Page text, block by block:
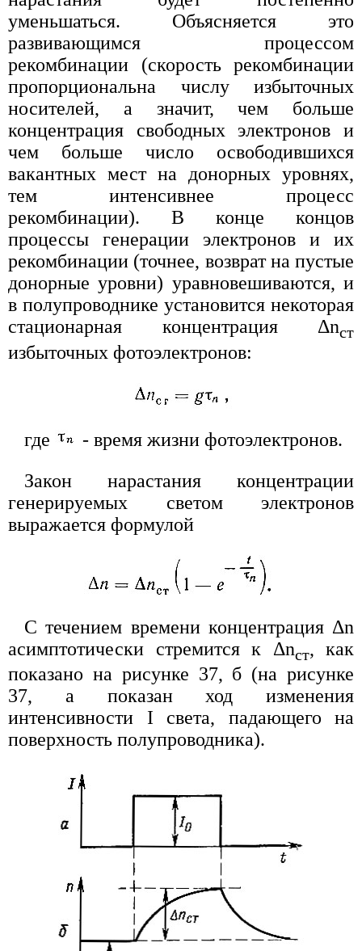
уменьшаться. Объясняется это
развивающимся процессом
рекомбинации (скорость рекомбинации
пропорциональна числу избыточных
носителей, а значит, чем больше
концентрация свободных электронов и
чем больше число освободившихся
вакантных мест на донорных уровнях,
тем интенсивнее процесс
рекомбинации). В конце концов
процессы генерации электронов и их
рекомбинации (точнее, возврат на пустые
донорные уровни) уравновешиваются, и
в полупроводнике установится некоторая
стационарная концентрация Δnст
избыточных фотоэлектронов:
где
- время жизни фотоэлектронов.
Закон нарастания концентрации
генерируемых светом электронов
выражается формулой
С течением времени концентрация Δn
асимптотически стремится к Δnст, как
показано на рисунке 37, б (на рисунке
37, а показан ход изменения
интенсивности I света, падающего на
поверхность полупроводника).